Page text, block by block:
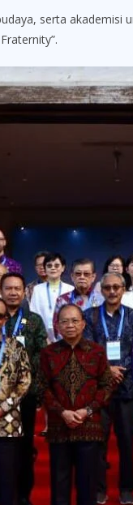
serta akademisi